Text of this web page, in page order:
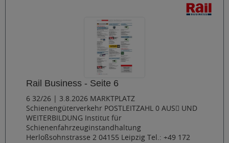
Rail Business - Seite 6
6 32/26 | 3.8.2026 MARKTPLATZ
Schienengüterverkehr POSTLEITZAHL 0 AUS UND
WEITERBILDUNG Institut für
Schienenfahrzeuginstandhaltung
Herloßsohnstrasse 2 04155 Leipzig Tel.: +49 172